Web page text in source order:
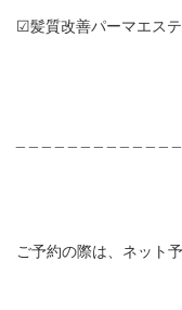
☑︎髪質改善パーマエス
ご予約の際は、ネット